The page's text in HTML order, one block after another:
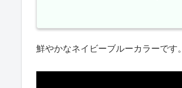
鮮やかなネイビーブルーカラーです。